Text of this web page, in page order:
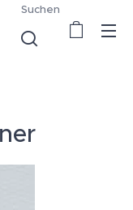
Suchen